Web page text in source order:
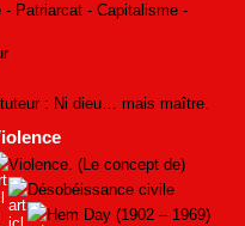
- Patriarcat - Capitalisme -
: Ni dieu… mais maître.
Violence. (Le concept de)
Désobéissance civile
Hem Day (1902 – 1969)